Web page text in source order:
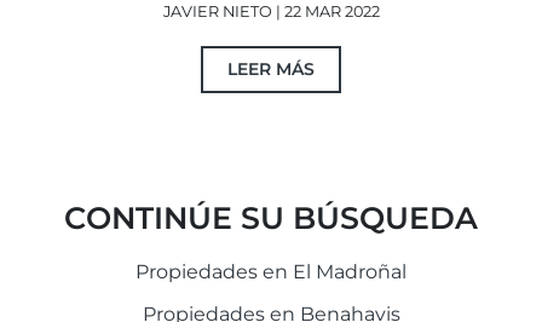
JAVIER NIETO | 22 MAR 2022
LEER MÁS
CONTINÚE SU BÚSQUEDA
Propiedades en El Madroñal
Propiedades en Benahavis